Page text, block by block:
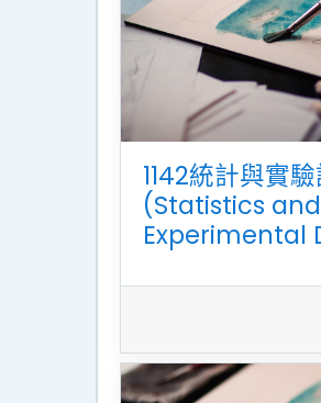
1142統計與實
(Statistics and
Experimental